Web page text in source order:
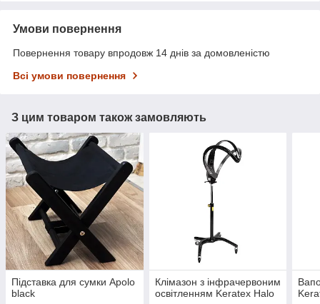
Умови повернення
Повернення товару впродовж 14 днів за домовленістю
Всі умови повернення
З цим товаром також замовляють
Підставка для сумки Apolo
black
Клімазон з інфрачервоним
освітленням Keratex Halo